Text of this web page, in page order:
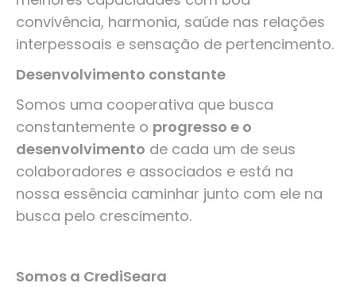
convivência, harmonia, saúde nas relações
interpessoais e sensação de pertencimento.
Desenvolvimento constante
Somos uma cooperativa que busca
constantemente o progresso e o
desenvolvimento de cada um de seus
colaboradores e associados e está na
nossa essência caminhar junto com ele na
busca pelo crescimento.
Somos a CrediSeara